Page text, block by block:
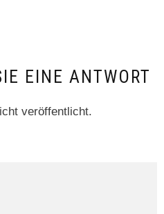
EINE ANTWORT
veröffentlicht.